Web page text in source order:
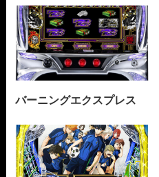
バーニングエクスプレス